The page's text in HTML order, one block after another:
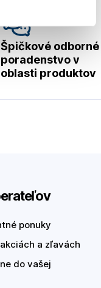
Špičkové odborné
poradenstvo v
oblasti produktov
ponuky
a zľavách
do vašej